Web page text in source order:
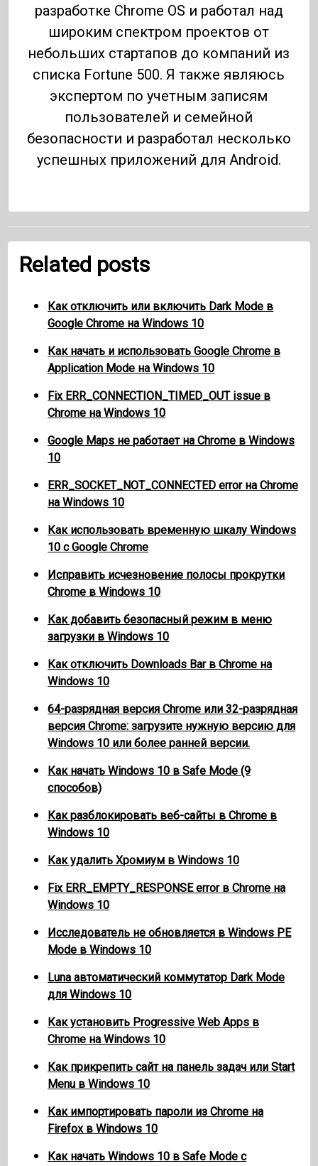
разработке Chrome OS и работал над
широким спектром проектов от
небольших стартапов до компаний из
списка Fortune 500. Я также являюсь
экспертом по учетным записям
пользователей и семейной
безопасности и разработал несколько
успешных приложений для Android.
Related posts
Как отключить или включить Dark Mode в
Google Chrome на Windows 10
Как начать и использовать Google Chrome в
Application Mode на Windows 10
Fix ERR_CONNECTION_TIMED_OUT issue в
Chrome на Windows 10
Google Maps не работает на Chrome в Windows
10
ERR_SOCKET_NOT_CONNECTED error на Chrome
на Windows 10
Как использовать временную шкалу Windows
10 с Google Chrome
Исправить исчезновение полосы прокрутки
Chrome в Windows 10
Как добавить безопасный режим в меню
загрузки в Windows 10
Как отключить Downloads Bar в Chrome на
Windows 10
64-разрядная версия Chrome или 32-разрядная
версия Chrome: загрузите нужную версию для
Windows 10 или более ранней версии.
Как начать Windows 10 в Safe Mode (9
способов)
Как разблокировать веб-сайты в Chrome в
Windows 10
Как удалить Хромиум в Windows 10
Fix ERR_EMPTY_RESPONSE error в Chrome на
Windows 10
Исследователь не обновляется в Windows PE
Mode в Windows 10
Luna автоматический коммутатор Dark Mode
для Windows 10
Как установить Progressive Web Apps в
Chrome на Windows 10
Как прикрепить сайт на панель задач или Start
Menu в Windows 10
Как импортировать пароли из Chrome на
Firefox в Windows 10
Как начать Windows 10 в Safe Mode с